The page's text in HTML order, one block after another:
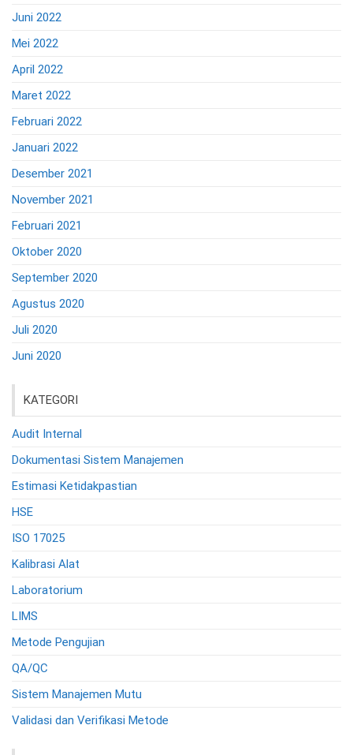
Juni 2022
Mei 2022
April 2022
Maret 2022
Februari 2022
Januari 2022
Desember 2021
November 2021
Februari 2021
Oktober 2020
September 2020
Agustus 2020
Juli 2020
Juni 2020
KATEGORI
Audit Internal
Dokumentasi Sistem Manajemen
Estimasi Ketidakpastian
HSE
ISO 17025
Kalibrasi Alat
Laboratorium
LIMS
Metode Pengujian
QA/QC
Sistem Manajemen Mutu
Validasi dan Verifikasi Metode